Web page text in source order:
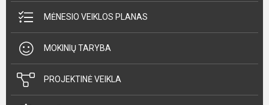
MĖNESIO VEIKLOS PLANAS
MOKINIŲ TARYBA
PROJEKTINĖ VEIKLA